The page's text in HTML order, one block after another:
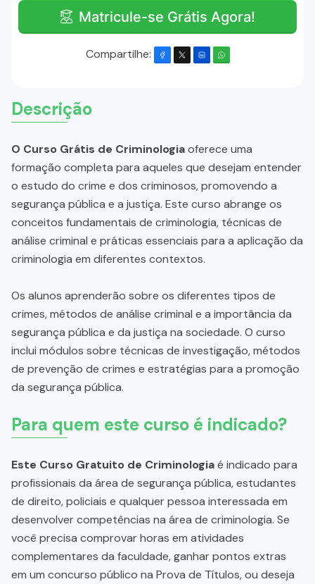
Matricule-se Grátis Agora!
Compartilhe:
Descrição
O Curso Grátis de Criminologiaoferece uma
formação completa para aqueles que desejam entender
o estudo do crime e dos criminosos, promovendo a
segurança pública e a justiça. Este curso abrange os
conceitos fundamentais de criminologia, técnicas de
análise criminal e práticas essenciais para a aplicação da
criminologia em diferentes contextos.
Os alunos aprenderão sobre os diferentes tipos de
crimes, métodos de análise criminal e a importância da
segurança pública e da justiça na sociedade. O curso
inclui módulos sobre técnicas de investigação, métodos
de prevenção de crimes e estratégias para a promoção
da segurança pública.
Para quem este curso é indicado?
Este Curso Gratuito de Criminologiaé indicado para
profissionais da área de segurança pública, estudantes
de direito, policiais e qualquer pessoa interessada em
desenvolver competências na área de criminologia. Se
você precisa comprovar horas em atividades
complementares da faculdade, ganhar pontos extras
em um concurso público na Prova de Títulos, ou deseja